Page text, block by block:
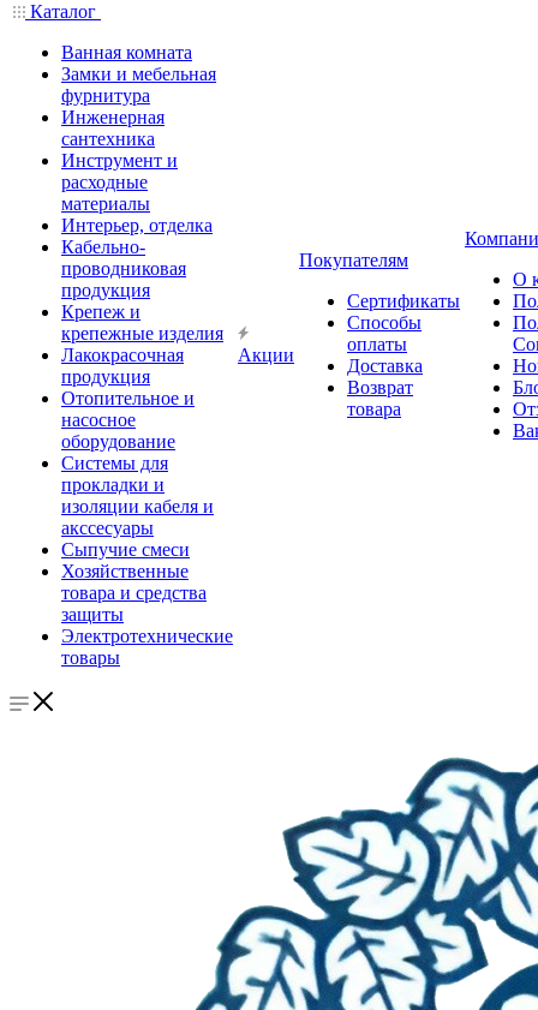
Каталог
Ванная комната
Замки и мебельная
фурнитура
Инженерная
сантехника
Инструмент и
расходные
материалы
Интерьер, отделка
Кабельно-
проводниковая
продукция
Крепеж и
крепежные изделия
Лакокрасочная
продукция
Отопительное и
насосное
оборудование
Системы для
прокладки и
изоляции кабеля и
акссесуары
Сыпучие смеси
Хозяйственные
товара и средства
защиты
Электротехнические
товары
Акции
Покупателям
Сертификаты
Способы
оплаты
Доставка
Возврат
товара
О